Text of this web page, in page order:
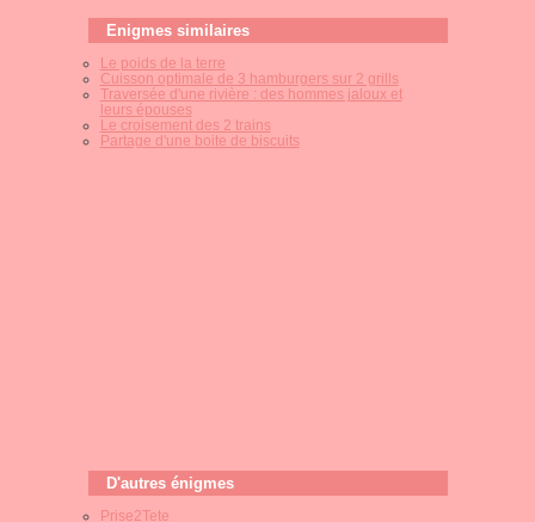
Enigmes similaires
Le poids de la terre
Cuisson optimale de 3 hamburgers sur 2 grills
Traversée d'une rivière : des hommes jaloux et
leurs épouses
Le croisement des 2 trains
Partage d'une boite de biscuits
D'autres énigmes
Prise2Tete